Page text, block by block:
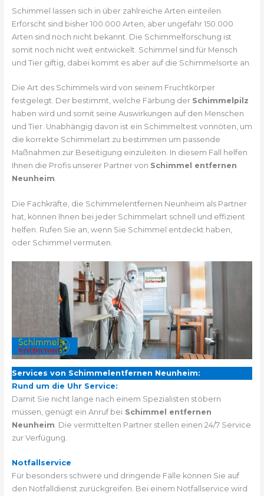
Schimmel lassen sich in über zahlreiche Arten einteilen.
Erforscht sind bisher 100.000 Arten, aber ungefähr 150.000
Arten sind noch nicht bekannt. Die Schimmelforschung ist
somit noch nicht weit entwickelt. Schimmel sind für Mensch
und Tier giftig, dabei kommt es aber auf die Schimmelsorte an.
Die Art des Schimmels wird von seinem Fruchtkörper
festgelegt. Der bestimmt, welche Färbung der Schimmelpilz
haben wird und somit seine Auswirkungen auf den Menschen
und Tier. Unabhängig davon ist ein Schimmeltest vonnöten, um
die korrekte Schimmelart zu bestimmen um passende
Maßnahmen zur Beseitigung einzuleiten. In diesem Fall helfen
Ihnen die Profis unserer Partner von Schimmel entfernen
Neunheim.
Die Fachkräfte, die Schimmelentfernen Neunheim als Partner
hat, können Ihnen bei jeder Schimmelart schnell und effizient
helfen. Rufen Sie an, wenn Sie Schimmel entdeckt haben,
oder Schimmel vermuten.
Services von Schimmelentfernen Neunheim:
Rund um die Uhr Service:
Damit Sie nicht lange nach einem Spezialisten stöbern
müssen, genügt ein Anruf bei Schimmel entfernen
Neunheim . Die vermittelten Partner stellen einen 24/7 Service
zur Verfügung.
Notfallservice
Für besonders schwere und dringende Fälle können Sie auf
den Notfalldienst zurückgreifen. Bei einem Notfallservice wird